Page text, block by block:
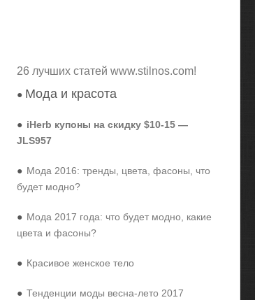
26 лучших статей www.stilnos.com!
● Мода и красота
● iHerb купоны на скидку $10-15 —
JLS957
● Мода 2016: тренды, цвета, фасоны, что
будет модно?
● Мода 2017 года: что будет модно, какие
цвета и фасоны?
● Красивое женское тело
● Тенденции моды весна-лето 2017